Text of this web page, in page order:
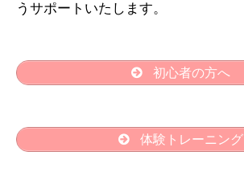
うサポートいたします。
初心者の方へ
体験トレーニング